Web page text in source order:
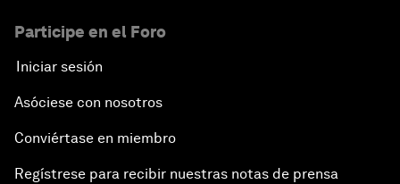
Participe en el Foro
Iniciar sesión
Asóciese con nosotros
Conviértase en miembro
Regístrese para recibir nuestras notas de prensa